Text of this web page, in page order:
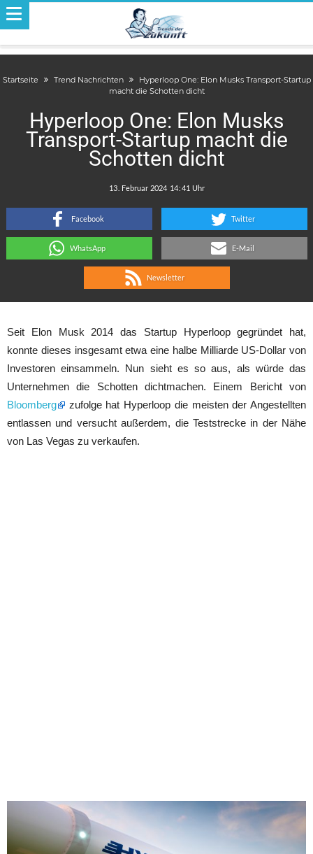
Startseite Trend Nachrichten
Hyperloop One: Elon Musks Transport-Startup
macht die Schotten dicht
Hyperloop One: Elon Musks
Transport-Startup macht die
Schotten dicht
:
Facebook Twitter
WhatsApp E-Mail
Newsletter
Seit Elon Musk 2014 das Startup Hyperloop gegründet hat,
konnte dieses insgesamt etwa eine halbe Milliarde US-Dollar von
Investoren einsammeln. Nun sieht es so aus, als würde das
Unternehmen die Schotten dichtmachen. Einem Bericht von
Bloomberg
zufolge hat Hyperloop die meisten der Angestellten
entlassen und versucht außerdem, die Teststrecke in der Nähe
von Las Vegas zu verkaufen.